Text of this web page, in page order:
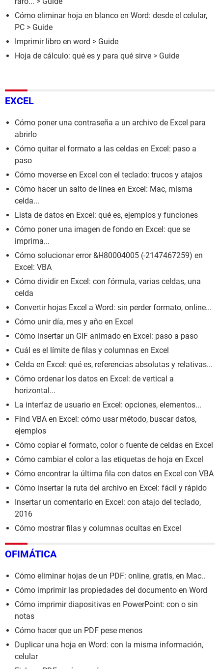
Cómo eliminar hoja en blanco en Word: desde el celular,
PC > Guide
Imprimir libro en word > Guide
Hoja de cálculo: qué es y para qué sirve > Guide
EXCEL
Cómo poner una contraseña a un archivo de Excel para
abrirlo
Cómo quitar el formato a las celdas en Excel: paso a
paso
Cómo moverse en Excel con el teclado: trucos y atajos
Cómo hacer un salto de línea en Excel: Mac, misma
celda...
Lista de datos en Excel: qué es, ejemplos y funciones
Cómo poner una imagen de fondo en Excel: que se
imprima...
Cómo solucionar error &H80004005 (-2147467259) en
Excel: VBA
Cómo dividir en Excel: con fórmula, varias celdas, una
celda
Convertir hojas Excel a Word: sin perder formato, online...
Cómo unir día, mes y año en Excel
Cómo insertar un GIF animado en Excel: paso a paso
Cuál es el límite de filas y columnas en Excel
Celda en Excel: qué es, referencias absolutas y relativas...
Cómo ordenar los datos en Excel: de vertical a
horizontal...
La interfaz de usuario en Excel: opciones, elementos...
Find VBA en Excel: cómo usar método, buscar datos,
ejemplos
Cómo copiar el formato, color o fuente de celdas en Excel
Cómo cambiar el color a las etiquetas de hoja en Excel
Cómo encontrar la última fila con datos en Excel con VBA
Cómo insertar la ruta del archivo en Excel: fácil y rápido
Insertar un comentario en Excel: con atajo del teclado,
2016
Cómo mostrar filas y columnas ocultas en Excel
OFIMÁTICA
Cómo eliminar hojas de un PDF: online, gratis, en Mac..
Cómo imprimir las propiedades del documento en Word
Cómo imprimir diapositivas en PowerPoint: con o sin
notas
Cómo hacer que un PDF pese menos
Duplicar una hoja en Word: con la misma información,
celular